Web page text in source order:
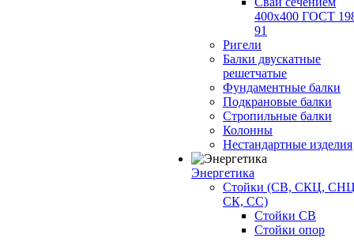
400х400 ГОСТ
91
Ригели
Балки двускатные
решетчатые
Фундаментные балки
Подкрановые балки
Стропильные балки
Колонны
Нестандартные изделия
Энергетика
Стойки (СВ, СКЦ,
СК, СС)
Стойки СВ
Стойки опор